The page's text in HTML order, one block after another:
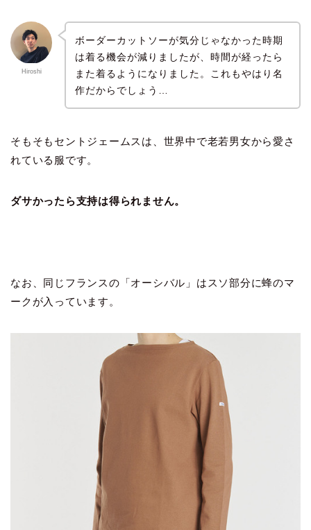
Hiroshi
ボーダーカットソーが気分じゃなかった時期
は着る機会が減りましたが、時間が経ったら
また着るようになりました。これもやはり名
作だからでしょう…
そもそもセントジェームスは、世界中で老若男女から愛さ
れている服です。
ダサかったら支持は得られません。
なお、同じフランスの「オーシバル」はスソ部分に蜂のマ
ークが入っています。